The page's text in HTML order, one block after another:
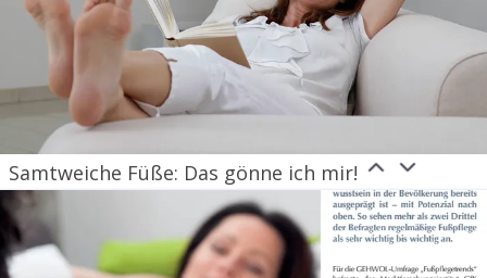
Samtweiche Füße: Das gönne ich mir!